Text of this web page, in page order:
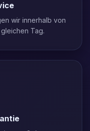
wir innerhalb von
Tag.